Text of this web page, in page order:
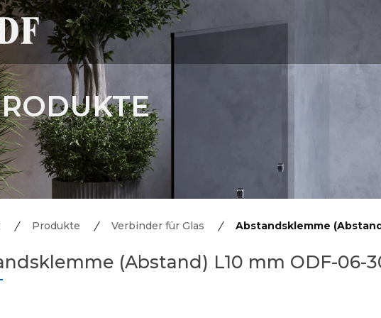
Produkte Verbinder für Glas Abstandsklemme
(Abstand) L10 mm ODF-06-